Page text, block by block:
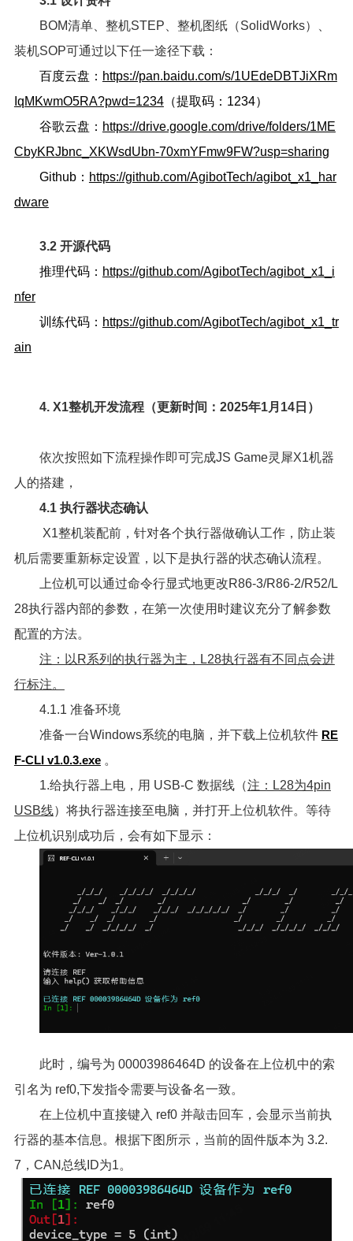
BOM清单、整机STEP、整机图纸（SolidWorks）、
装机SOP可通过以下任一途径下载：
百度云盘： https://pan.baidu.com/s/1UEdeDBTJiXRm
IqMKwmO5RA?pwd=1234（提取码：1234）
谷歌云盘： https://drive.google.com/drive/folders/1ME
CbyKRJbnc_XKWsdUbn-70xmYFmw9FW?usp=sharing
Github： https://github.com/AgibotTech/agibot_x1_har
dware
3.2 开源代码
推理代码： https://github.com/AgibotTech/agibot_x1_i
nfer
训练代码： https://github.com/AgibotTech/agibot_x1_tr
ain
4. X1整机开发流程（更新时间：2025年1月14日）
依次按照如下流程操作即可完成JS Game灵犀X1机器
人的搭建，
4.1 执行器状态确认
X1整机装配前，针对各个执行器做确认工作，防止装
机后需要重新标定设置，以下是执行器的状态确认流程。
上位机可以通过命令行显式地更改R86-3/R86-2/R52/L
28执行器内部的参数，在第一次使用时建议充分了解参数
配置的方法。
注：以R系列的执行器为主，L28执行器有不同点会进
行标注。
4.1.1 准备环境
准备一台Windows系统的电脑，并下载上位机软件 RE
F-CLI v1.0.3.exe。
1.给执行器上电，用 USB-C 数据线（注：L28为4pin
USB线）将执行器连接至电脑，并打开上位机软件。等待
上位机识别成功后，会有如下显示：
此时，编号为 00003986464D 的设备在上位机中的索
引名为 ref0,下发指令需要与设备名一致。
在上位机中直接键入 ref0 并敲击回车，会显示当前执
行器的基本信息。根据下图所示，当前的固件版本为 3.2.
7，CAN总线ID为1。